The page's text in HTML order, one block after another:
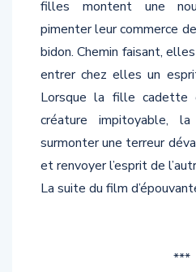
pimenter leur commerce
bidon. Chemin faisant,
entrer chez elles un
Lorsque la fille cadette
créature impitoyable,
surmonter une terreur
et renvoyer l’esprit de
La suite du film d’épouvante